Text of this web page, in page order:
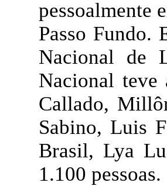
pessoalmente
Passo Fundo.
Nacional de
Nacional teve
Callado,
Sabino, Luis
Brasil, Lya
1.100 pessoas.